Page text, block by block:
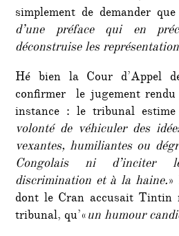
simplement de demander
d’une préface qui en
déconstruise les
Hé bien la Cour d’Appel
confirmer le jugement
instance : le tribunal
volonté de véhiculer des
vexantes, humiliantes ou
Congolais ni
discrimination et à la haine.
dont le Cran accusait Tintin
tribunal, qu’«un humour